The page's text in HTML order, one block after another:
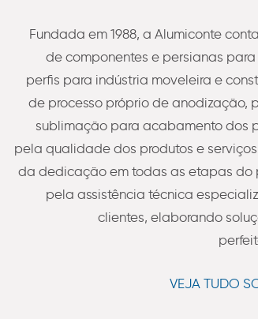
Fundada em 1988, a Alumiconte
de componentes e persianas
perfis para indústria moveleira e
de processo próprio de anodização,
sublimação para acabamento dos
pela qualidade dos produtos e
da dedicação em todas as etapas do
pela assistência técnica
clientes, elaborando
VEJA TUDO